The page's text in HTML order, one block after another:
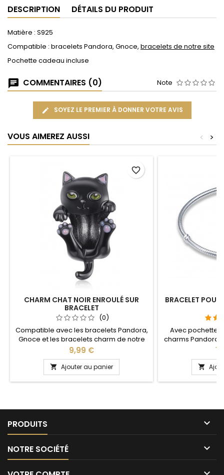
DESCRIPTION DÉTAILS DU PRODUIT
Matière : S925
Compatible : bracelets Pandora, Gnoce, bracelets de notre site
Pochette cadeau incluse
COMMENTAIRES (0) Note
SOYEZ LE PREMIER À DONNER VOTRE AVIS
VOUS AIMEREZ AUSSI >
<
CHARM CHAT NOIR ENROULÉ SUR
BRACELET
(0)
Compatible avec les bracelets Pandora,
Gnoce et les bracelets charm de notre
site idéal pour : Noël, Saint Valentin,
anniversaire, anniversaire de mariage
Prix
9,99 €
 Ajouter au panier
favorite_border
BRACELET
Avec pochette
charms Pandora
notre site idéal
anniversaire,
Plusieurs tailles
cm Pour la
2cm en

PRODUITS 
NOTRE SOCIÉTÉ 